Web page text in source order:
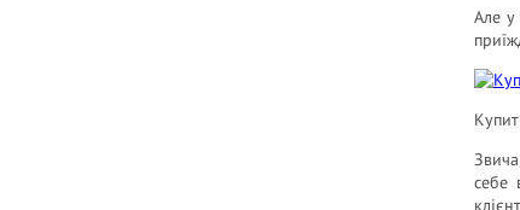
Але у
себе